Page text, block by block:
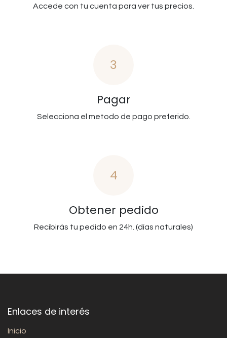
Accede con tu cuenta para ver tus precios.
3
Pagar
Selecciona el metodo de pago preferido.
4
Obtener pedido
Recibirás tu pedido en 24h. (días naturales)
Enlaces de interés
Inicio